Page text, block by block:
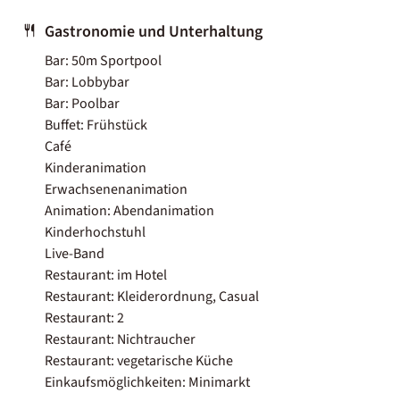
Gastronomie und Unterhaltung
Bar: 50m Sportpool
Bar: Lobbybar
Bar: Poolbar
Buffet: Frühstück
Café
Kinderanimation
Erwachsenenanimation
Animation: Abendanimation
Kinderhochstuhl
Live-Band
Restaurant: im Hotel
Restaurant: Kleiderordnung, Casual
Restaurant: 2
Restaurant: Nichtraucher
Restaurant: vegetarische Küche
Einkaufsmöglichkeiten: Minimarkt